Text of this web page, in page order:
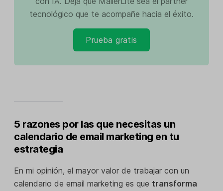
tecnológico que te acompañe hacia el éxito.
Prueba gratis
5 razones por las que necesitas un
calendario de email marketing en tu
estrategia
En mi opinión, el mayor valor de trabajar con un
calendario de email marketing es que transforma